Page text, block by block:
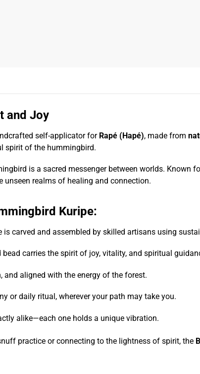
and Joy
self-applicator for Rapé (Hapé), made from
spirit of the hummingbird.
is a sacred messenger between worlds. Known
unseen realms of healing and connection.
Kuripe:
is carved and assembled by skilled artisans using
carries the spirit of joy, vitality, and spiritual
and aligned with the energy of the forest.
or daily ritual, wherever your path may take you.
alike—each one holds a unique vibration.
practice or connecting to the lightness of spirit, the